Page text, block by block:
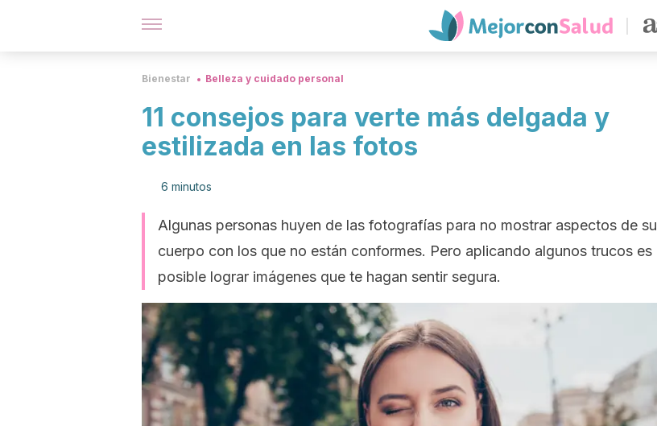
Bienestar Belleza y cuidado personal
11 consejos para verte más delgada y
estilizada en las fotos
6 minutos
Algunas personas huyen de las fotografías para no mostrar aspectos de su
cuerpo con los que no están conformes. Pero aplicando algunos trucos es
posible lograr imágenes que te hagan sentir segura.